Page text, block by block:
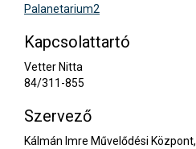
Palanetarium2
Kapcsolattartó
Vetter Nitta
84/311-855
Szervező
Kálmán Imre Művelődési Központ,